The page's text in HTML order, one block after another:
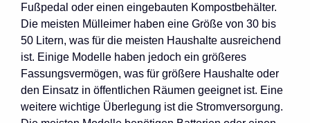
Fußpedal oder einen eingebauten Kompostbehälter.
Die meisten Mülleimer haben eine Größe von 30 bis
50 Litern, was für die meisten Haushalte ausreichend
ist. Einige Modelle haben jedoch ein größeres
Fassungsvermögen, was für größere Haushalte oder
den Einsatz in öffentlichen Räumen geeignet ist. Eine
weitere wichtige Überlegung ist die Stromversorgung.